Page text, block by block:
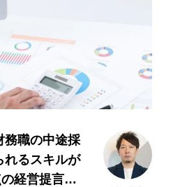
務職の中途採
れるスキルが
経営提言やI